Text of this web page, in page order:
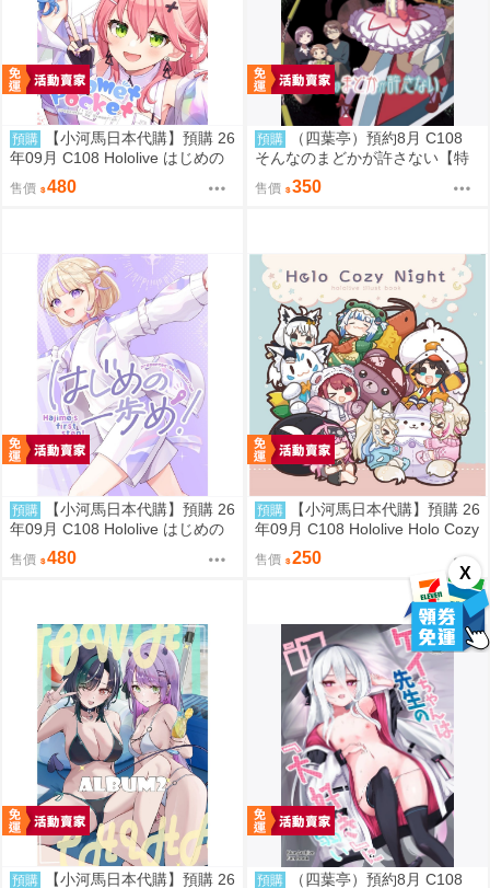
X
預購
【小河馬日本代購】預購 26
年09月 C108 Hololive はじめの
一歩め! 繪師:阿古わざき
售價 480
預購
（四葉亭）預約8月 C108
そんなのまどかが許さない【特
典付】 ゲッチュんち
售價 350
預購
【小河馬日本代購】預購 26
年09月 C108 Hololive はじめの
一歩め! 繪師:阿古わざき
售價 480
預購
【小河馬日本代購】預購 26
年09月 C108 Hololive Holo Cozy
Night 繪師:さめあんこ
售價 250
預購
【小河馬日本代購】預購 26
預購
（四葉亭）預約8月 C108